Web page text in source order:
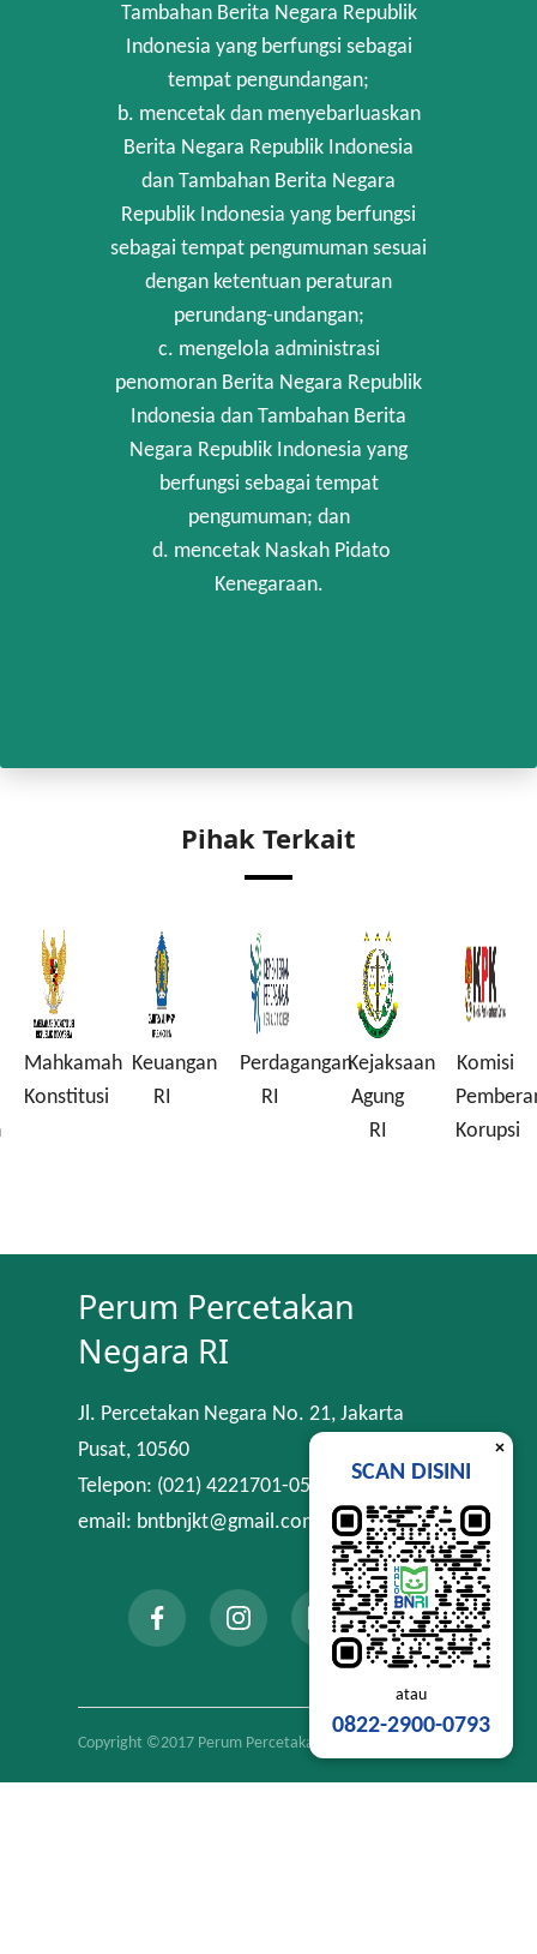
Tambahan Berita Negara Republik
Indonesia yang berfungsi sebagai
tempat pengundangan;
b. mencetak dan menyebarluaskan
Berita Negara Republik Indonesia
dan Tambahan Berita Negara
Republik Indonesia yang berfungsi
sebagai tempat pengumuman sesuai
dengan ketentuan peraturan
perundang-undangan;
c. mengelola administrasi
penomoran Berita Negara Republik
Indonesia dan Tambahan Berita
Negara Republik Indonesia yang
berfungsi sebagai tempat
pengumuman; dan
d. mencetak Naskah Pidato
Kenegaraan.
Pihak Terkait
Mahkamah
Konstitusi
Keuangan
RI
Perdagangan
RI
Kejaksaan
Agung
RI
Komisi
Korupsi
Perum Percetakan
Negara RI
Jl. Percetakan Negara No. 21, Jakarta
Pusat, 10560
Telepon: (021) 4221701-05
email: bntbnjkt@gmail.com
Copyright ©2017 Perum Percetakan Negara RI
×
SCAN DISINI
atau
0822-2900-0793